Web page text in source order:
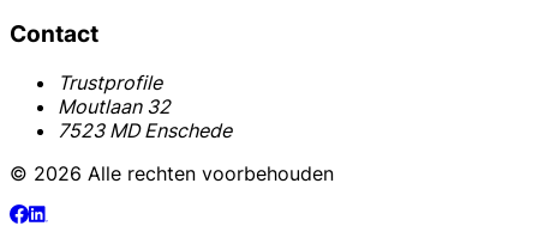
Contact
Trustprofile
Moutlaan 32
7523 MD Enschede
© 2026 Alle rechten voorbehouden